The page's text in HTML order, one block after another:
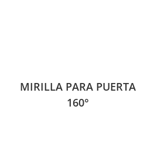
MIRILLA PARA PUERTA
160°